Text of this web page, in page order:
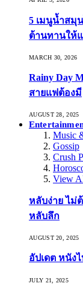
5 เมนูน้ำสมุ
ต้านทานให้
MARCH 30, 2026
Rainy Day
สายแฟต้องมี
AUGUST 28, 2025
Music
Gossip
Crush
View
หลับง่าย ไม่
หลับลึก
AUGUST 20, 2025
อัปเดต หนัง
JULY 21, 2025